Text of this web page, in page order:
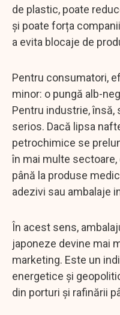
de plastic, poate
și poate forța
a evita blocaje de
Pentru consumatori,
minor: o pungă alb-
Pentru industrie,
serios. Dacă lipsa
petrochimice se
în mai multe
până la produse
adezivi sau ambalaje
În acest sens,
japoneze devine mai
marketing. Este un
energetice și
din porturi și rafinării